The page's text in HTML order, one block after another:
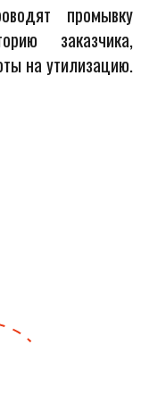
промывку
заказчика,
на утилизацию.